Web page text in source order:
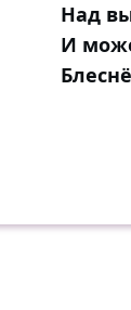
Над
И